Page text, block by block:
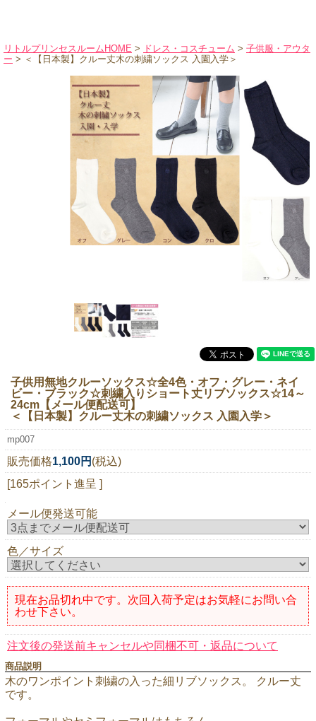
リトルプリンセスルームHOME > ドレス・コスチューム > 子供服・アウタ
ー > ＜【日本製】クルー丈木の刺繍ソックス 入園入学＞
子供用無地クルーソックス☆全4色・オフ・グレー・ネイ
ビー・ブラック☆刺繍入りショート丈リブソックス☆14～
24cm【メール便配送可】
＜【日本製】クルー丈木の刺繍ソックス 入園入学＞
mp007
販売価格1,100円 (税込)
[165ポイント進呈 ]
メール便発送可能
色／サイズ
現在お品切れ中です。次回入荷予定はお気軽にお問い合
わせ下さい。
注文後の発送前キャンセルや同梱不可・返品について
商品説明
木のワンポイント刺繍の入った細リブソックス。 クルー丈
です。
アウトレット
ショッピングインフォメーション
会社概要
お支払・送料
返品・交換
サイズの測り方
よくあるご質問
レビューを見る
当店は持続可能な開発目標「SDGs」を推進しています。
0120-221-040
電話受付時間：月～金10:00~16:00 ※祝日除く